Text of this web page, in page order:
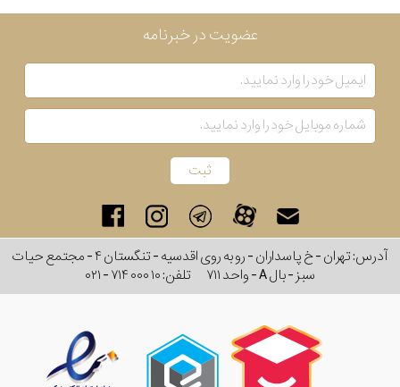
عضویت در خبرنامه
آدرس: تهران - خ پاسداران - رو به روی اقدسیه - تنگستان ۴ - مجتمع حیات
سبز - بال A - واحد ۷۱۱
تلفن:۰۲۱ - ۷۱۴ ۰۰۰ ۱۰